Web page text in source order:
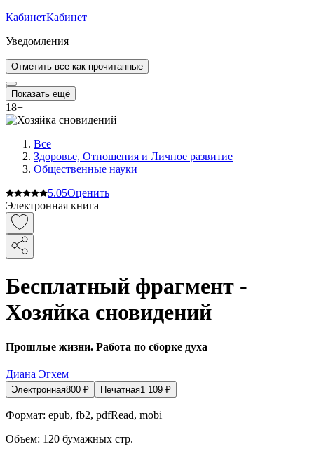
КабинетКабинет
Уведомления
Отметить все как прочитанные
Показать ещё
18+
Все
Здоровье, Отношения и Личное развитие
Общественные науки
5.05Оценить
Электронная книга
Бесплатный фрагмент -
Хозяйка сновидений
Прошлые жизни. Работа по сборке духа
Диана Эгхем
Электронная800 ₽ Печатная1 109 ₽
Формат: epub, fb2, pdfRead, mobi
Объем: 120 бумажных стр.